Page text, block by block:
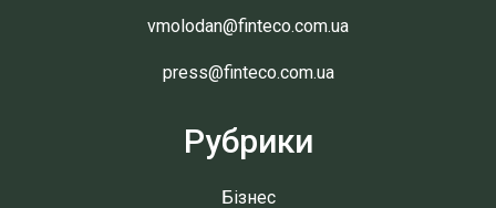
vmolodan@finteco.com.ua
press@finteco.com.ua
Рубрики
Бізнес